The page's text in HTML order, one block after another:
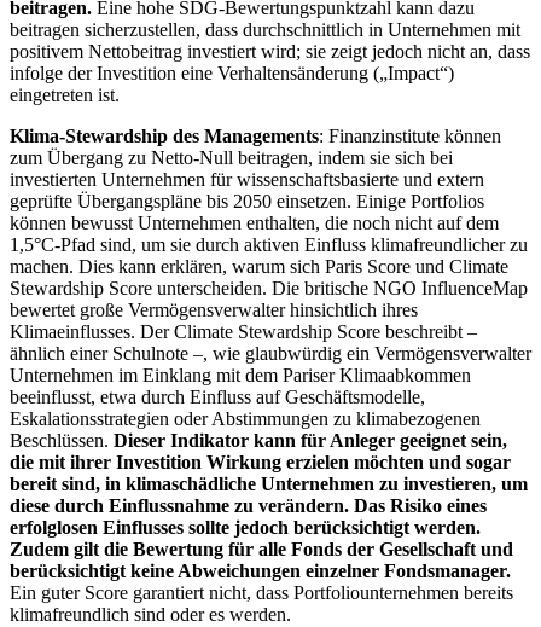
beitragen. Eine hohe SDG-Bewertungspunktzahl kann dazu
beitragen sicherzustellen, dass durchschnittlich in Unternehmen mit
positivem Nettobeitrag investiert wird; sie zeigt jedoch nicht an, dass
infolge der Investition eine Verhaltensänderung („Impact“)
eingetreten ist.
Klima-Stewardship des Managements: Finanzinstitute können
zum Übergang zu Netto-Null beitragen, indem sie sich bei
investierten Unternehmen für wissenschaftsbasierte und extern
geprüfte Übergangspläne bis 2050 einsetzen. Einige Portfolios
können bewusst Unternehmen enthalten, die noch nicht auf dem
1,5°C-Pfad sind, um sie durch aktiven Einfluss klimafreundlicher zu
machen. Dies kann erklären, warum sich Paris Score und Climate
Stewardship Score unterscheiden. Die britische NGO InfluenceMap
bewertet große Vermögensverwalter hinsichtlich ihres
Klimaeinflusses. Der Climate Stewardship Score beschreibt –
ähnlich einer Schulnote –, wie glaubwürdig ein Vermögensverwalter
Unternehmen im Einklang mit dem Pariser Klimaabkommen
beeinflusst, etwa durch Einfluss auf Geschäftsmodelle,
Eskalationsstrategien oder Abstimmungen zu klimabezogenen
Beschlüssen. Dieser Indikator kann für Anleger geeignet sein,
die mit ihrer Investition Wirkung erzielen möchten und sogar
bereit sind, in klimaschädliche Unternehmen zu investieren, um
diese durch Einflussnahme zu verändern. Das Risiko eines
erfolglosen Einflusses sollte jedoch berücksichtigt werden.
Zudem gilt die Bewertung für alle Fonds der Gesellschaft und
berücksichtigt keine Abweichungen einzelner Fondsmanager.
Ein guter Score garantiert nicht, dass Portfoliounternehmen bereits
klimafreundlich sind oder es werden.